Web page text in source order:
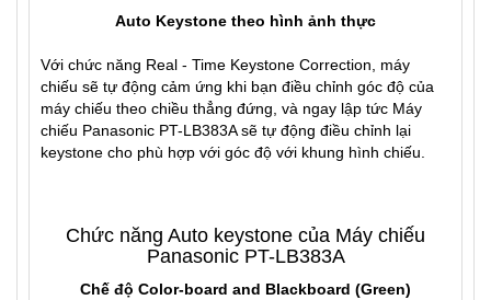
Auto Keystone theo hình ảnh thực
Với chức năng Real - Time Keystone Correction, máy
chiếu sẽ tự động cảm ứng khi bạn điều chỉnh góc độ của
máy chiếu theo chiều thẳng đứng, và ngay lập tức Máy
chiếu Panasonic PT-LB383A sẽ tự động điều chỉnh lại
keystone cho phù hợp với góc độ với khung hình chiếu.
Chức năng Auto keystone của Máy chiếu
Panasonic PT-LB383A
Chế độ Color-board and Blackboard (Green)